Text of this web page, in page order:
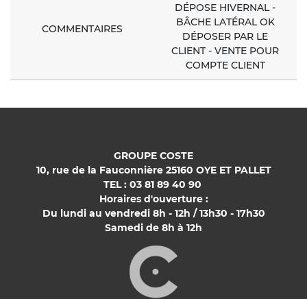
COMMENTAIRES
DÉPOSE HIVERNAL -
BÂCHE LATÉRAL OK
DÉPOSER PAR LE
CLIENT - VENTE POUR
COMPTE CLIENT
GROUPE COSTE
10, rue de la Fauconnière 25160 OYE ET PALLET
TEL : 03 81 89 40 90
Horaires d'ouverture :
Du lundi au vendredi 8h - 12h / 13h30 - 17h30
Samedi de 8h à 12h